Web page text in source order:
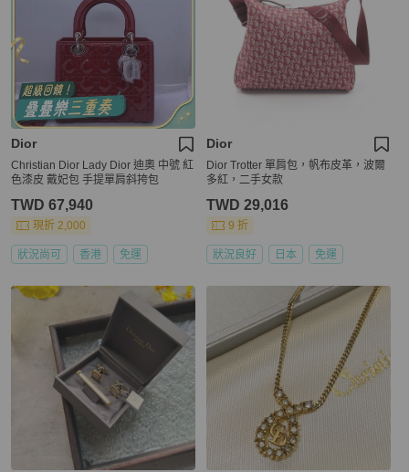
Dior
Christian Dior Lady Dior 迪奧 中號 紅
色漆皮 戴妃包 手提單肩斜挎包
TWD 67,940
現折 2,000
狀況尚可 香港 免運
Dior
Dior Trotter 單肩包，帆布皮革，波爾
多紅，二手女款
TWD 29,016
9 折
狀況良好 日本 免運